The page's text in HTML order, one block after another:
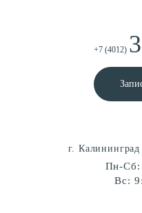
+7 (4012)
г.
Пн-Сб:
Вс: